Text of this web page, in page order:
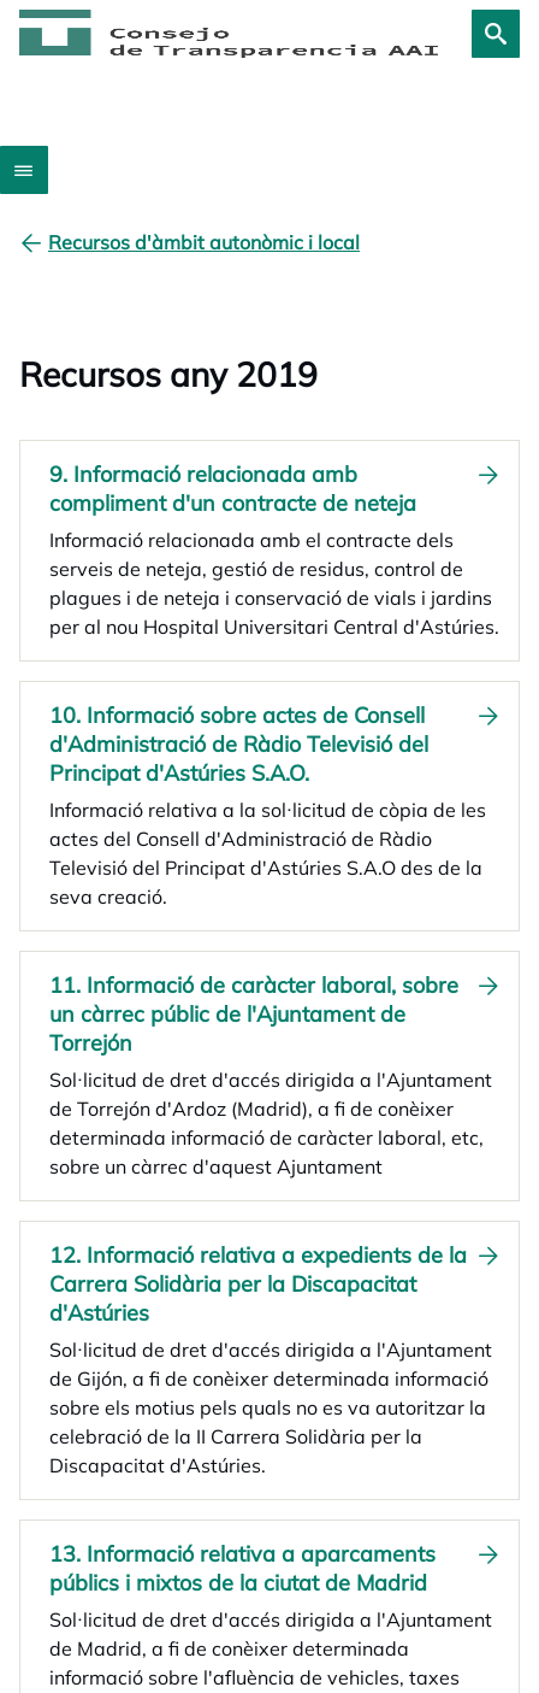
Recursos d'àmbit autonòmic i local
Recursos any 2019
9. Informació relacionada amb
compliment d'un contracte de neteja
Informació relacionada amb el contracte dels
serveis de neteja, gestió de residus, control de
plagues i de neteja i conservació de vials i jardins
per al nou Hospital Universitari Central d'Astúries.
10. Informació sobre actes de Consell
d'Administració de Ràdio Televisió del
Principat d'Astúries S.A.O.
Informació relativa a la sol·licitud de còpia de les
actes del Consell d'Administració de Ràdio
Televisió del Principat d'Astúries S.A.O des de la
seva creació.
11. Informació de caràcter laboral, sobre
un càrrec públic de l'Ajuntament de
Torrejón
Sol·licitud de dret d'accés dirigida a l'Ajuntament
de Torrejón d'Ardoz (Madrid), a fi de conèixer
determinada informació de caràcter laboral, etc,
sobre un càrrec d'aquest Ajuntament
12. Informació relativa a expedients de la
Carrera Solidària per la Discapacitat
d'Astúries
Sol·licitud de dret d'accés dirigida a l'Ajuntament
de Gijón, a fi de conèixer determinada informació
sobre els motius pels quals no es va autoritzar la
celebració de la II Carrera Solidària per la
Discapacitat d'Astúries.
13. Informació relativa a aparcaments
públics i mixtos de la ciutat de Madrid
Sol·licitud de dret d'accés dirigida a l'Ajuntament
de Madrid, a fi de conèixer determinada
informació sobre l'afluència de vehicles, taxes